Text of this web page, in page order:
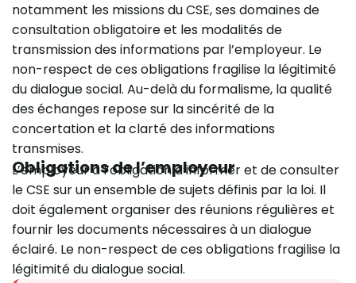
notamment les missions du CSE, ses domaines de
consultation obligatoire et les modalités de
transmission des informations par l’employeur. Le
non-respect de ces obligations fragilise la légitimité
du dialogue social. Au-delà du formalisme, la qualité
des échanges repose sur la sincérité de la
concertation et la clarté des informations
transmises.
Obligations de l’employeur
L’employeur a l’obligation d’informer et de consulter
le CSE sur un ensemble de sujets définis par la loi. Il
doit également organiser des réunions régulières et
fournir les documents nécessaires à un dialogue
éclairé. Le non-respect de ces obligations fragilise la
légitimité du dialogue social.